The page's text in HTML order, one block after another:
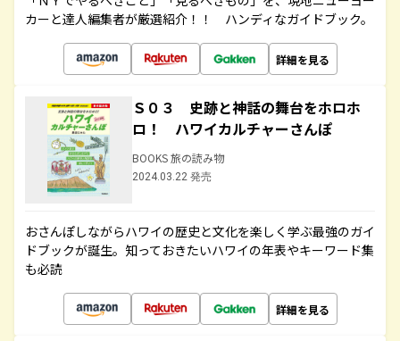
カーと達人編集者が厳選紹介！！ ハンディなガイドブック。
詳細を見る
Ｓ０３ 史跡と神話の舞台をホロホ
ロ！ ハワイカルチャーさんぽ
BOOKS 旅の読み物
2024.03.22 発売
おさんぽしながらハワイの歴史と文化を楽しく学ぶ最強のガイ
ドブックが誕生。知っておきたいハワイの年表やキーワード集
も必読
詳細を見る